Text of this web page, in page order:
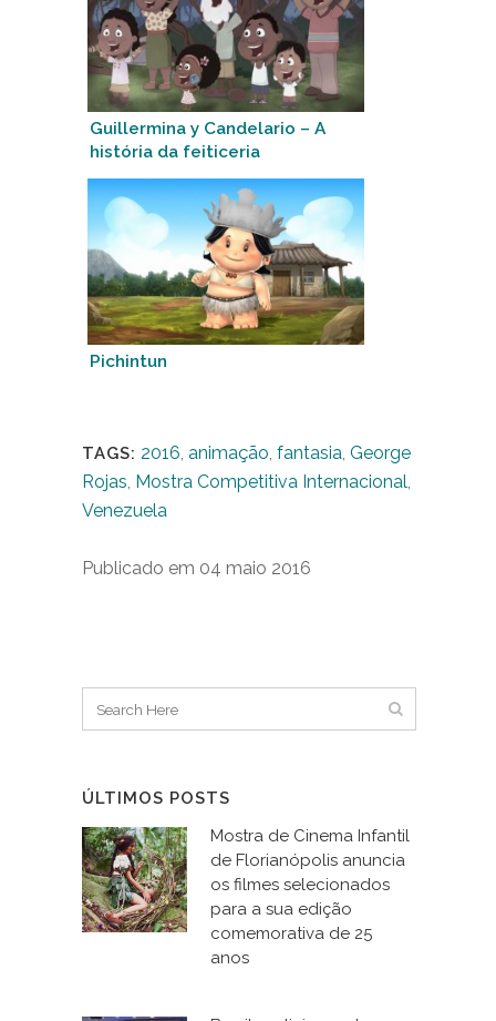
Guillermina y Candelario – A
história da feiticeria
Pichintun
TAGS: 2016, animação, fantasia, George
Rojas, Mostra Competitiva Internacional,
Venezuela
Publicado em 04 maio 2016
ÚLTIMOS POSTS
Mostra de Cinema Infantil
de Florianópolis anuncia
os filmes selecionados
para a sua edição
comemorativa de 25
anos